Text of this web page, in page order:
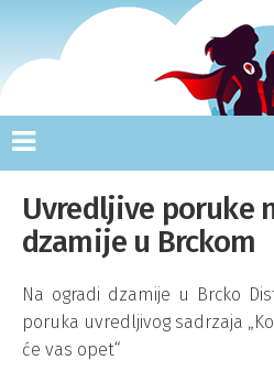
Uvredljive poruke
dzamije u Brckom
Na ogradi dzamije u Brcko
poruka uvredljivog sadrzaja
će vas opet“